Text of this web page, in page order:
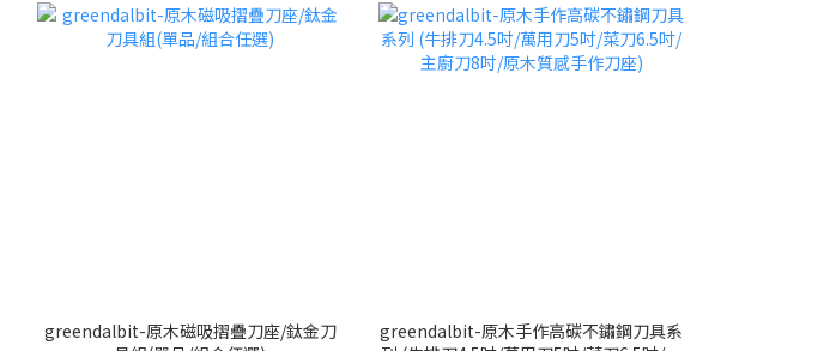
greendalbit-原木磁吸摺疊刀座/鈦金刀
greendalbit-原木手作高碳不鏽鋼刀具系